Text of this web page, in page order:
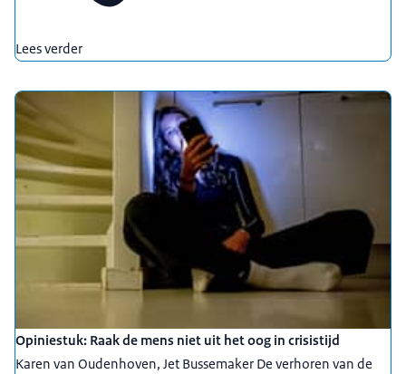
Lees verder
Opiniestuk: Raak de mens niet uit het oog in crisistijd
Karen van Oudenhoven, Jet Bussemaker De verhoren van de